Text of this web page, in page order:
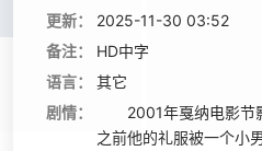
更新：
2025-11-30 03:52
备注：
HD中字
语言：
其它
剧情：
2001年戛纳电影节
之前他的礼服被一个小